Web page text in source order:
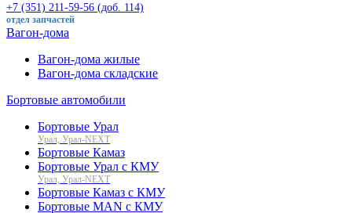
+7 (351) 211-59-56 (доб. 114)
отдел запчастей
Вагон-дома
Вагон-дома жилые
Вагон-дома складские
Бортовые автомобили
Бортовые Урал
Урал, Урал-NEXT
Бортовые Камаз
Бортовые Урал с КМУ
Урал, Урал-NEXT
Бортовые Камаз с КМУ
Бортовые MAN с КМУ